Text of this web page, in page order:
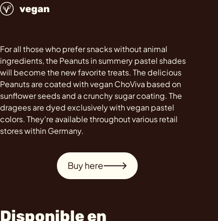
vegan
For all those who prefer snacks without animal
ingredients, the Peanuts in summery pastel shades
will become the new favorite treats. The delicious
Peanuts are coated with vegan ChoViva based on
sunflower seeds and a crunchy sugar coating. The
dragees are dyed exclusively with vegan pastel
colors. They're available throughout various retail
stores within Germany.
Buy here
Disponible en